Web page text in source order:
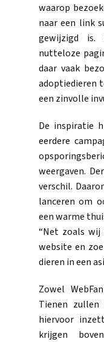
waarop
naar een link
gewijzigd
nutteloze
daar vaak
adoptiedieren
een zinvolle
De inspiratie
eerdere
weergaven.
verschil.
lanceren om
een warme
“Net zoals wij
website en
dieren in een
Zowel
Tienen zullen
hiervoor
krijgen